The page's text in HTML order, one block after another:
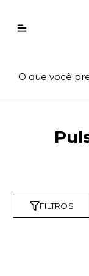
FILTROS